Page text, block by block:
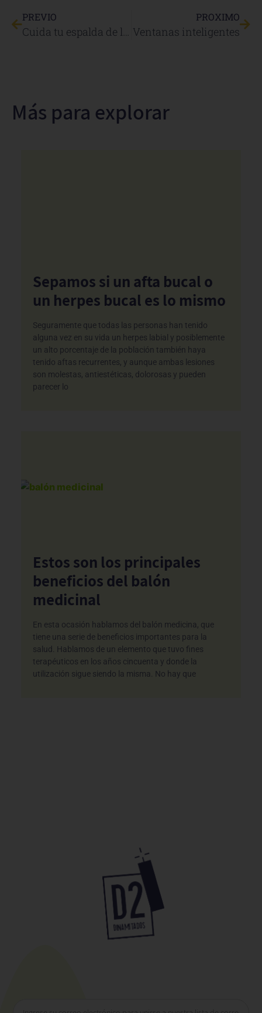
PREVIO
Cuida tu espalda de las molestias por estudio o trabajo.
PROXIMO
Ventanas inteligentes
Más para explorar
Sepamos si un afta bucal o
un herpes bucal es lo mismo
Seguramente que todas las personas han tenido
alguna vez en su vida un herpes labial y posiblemente
un alto porcentaje de la población también haya
tenido aftas recurrentes, y aunque ambas lesiones
son molestas, antiestéticas, dolorosas y pueden
parecer lo
Estos son los principales
beneficios del balón
medicinal
En esta ocasión hablamos del balón medicina, que
tiene una serie de beneficios importantes para la
salud. Hablamos de un elemento que tuvo fines
terapéuticos en los años cincuenta y donde la
utilización sigue siendo la misma. No hay que